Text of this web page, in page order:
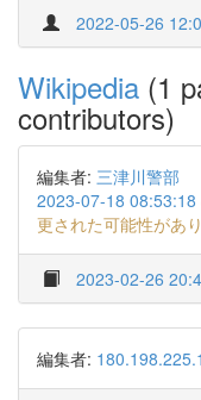
2022-05-26
Wikipedia (1
contributors)
編集者: 三津川警部
2023-07-18 08:53:18
更された可能性があり
2023-02-26
編集者: